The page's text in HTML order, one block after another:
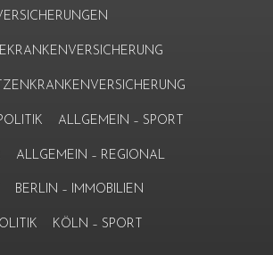
ALLGEMEIN – SPORT
ALLGEMEIN – REGIONAL
BERLIN – IMMOBILIEN
KÖLN – SPORT